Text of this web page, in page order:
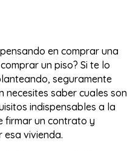
en comprar una
un piso? Si te lo
seguramente
necesites saber cuales son
indispensables a la
firmar un contrato y
esa vivienda.